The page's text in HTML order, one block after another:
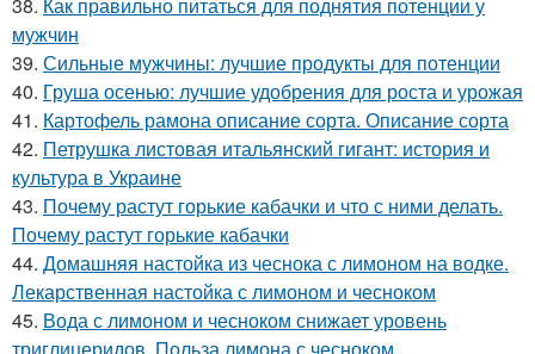
38. Как правильно питаться для поднятия потенции у
мужчин
39. Сильные мужчины: лучшие продукты для потенции
40. Груша осенью: лучшие удобрения для роста и урожая
41. Картофель рамона описание сорта. Описание сорта
42. Петрушка листовая итальянский гигант: история и
культура в Украине
43. Почему растут горькие кабачки и что с ними делать.
Почему растут горькие кабачки
44. Домашняя настойка из чеснока с лимоном на водке.
Лекарственная настойка с лимоном и чесноком
45. Вода с лимоном и чесноком снижает уровень